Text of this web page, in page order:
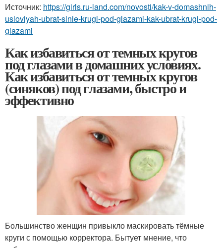
Источник: https://girls.ru-land.com/novosti/kak-v-domashnih-
usloviyah-ubrat-sinie-krugi-pod-glazami-kak-ubrat-krugi-pod-
glazami
Как избавиться от темных кругов
под глазами в домашних условиях.
Как избавиться от темных кругов
(синяков) под глазами, быстро и
эффективно
Большинство женщин привыкло маскировать тёмные
круги с помощью корректора. Бытует мнение, что